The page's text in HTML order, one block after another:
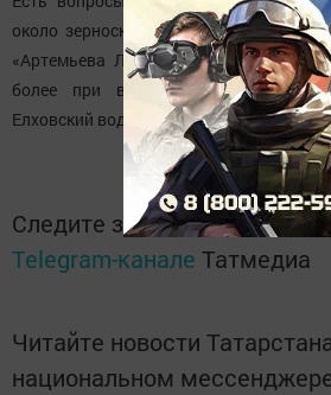
около зерноскладов в КФХ
«Артемьева Л.Р.». У последней особо
более при въезде в
Елховский водозабор.
Следите за самым важным
Telegram-канале Татмедиа
Читайте новости
национальном